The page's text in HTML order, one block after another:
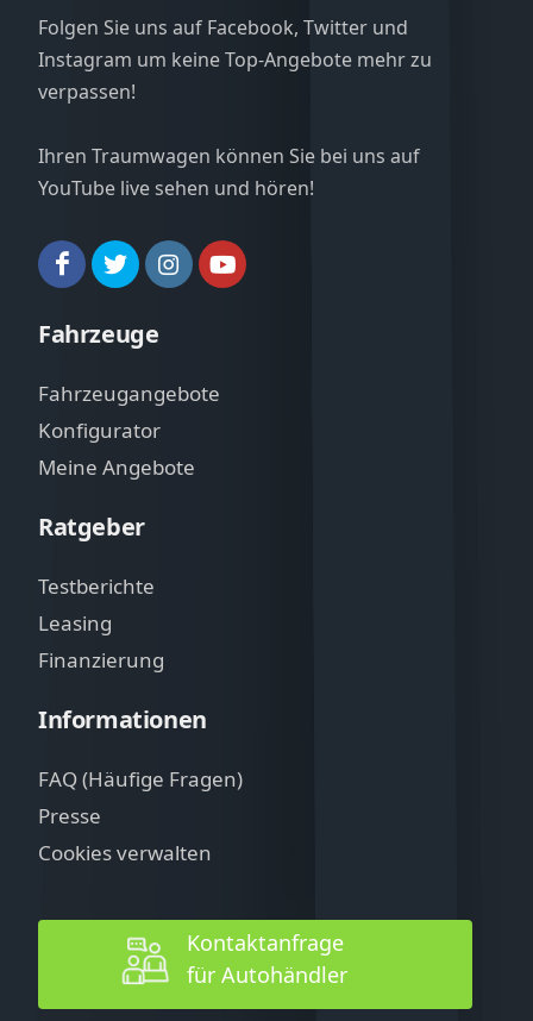
Folgen Sie uns auf Facebook, Twitter und
Instagram um keine Top-Angebote mehr zu
verpassen!
Ihren Traumwagen können Sie bei uns auf
YouTube live sehen und hören!
Fahrzeuge
Fahrzeugangebote
Konfigurator
Meine Angebote
Ratgeber
Testberichte
Leasing
Finanzierung
Informationen
FAQ (Häufige Fragen)
Presse
Cookies verwalten
Kontaktanfrage
für Autohändler